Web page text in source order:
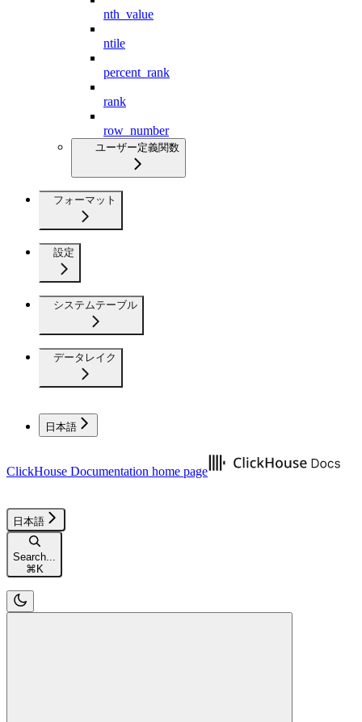
nth_value
ntile
percent_rank
rank
row_number
ユーザー定義関数
フォーマット
設定
システムテーブル
データレイク
日本語
ClickHouse Documentation home page
日本語
Search...
⌘K